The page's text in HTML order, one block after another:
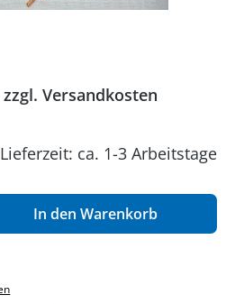
Versandkosten
ca. 1-3 Arbeitstage
den gewünschten
In den Warenkorb